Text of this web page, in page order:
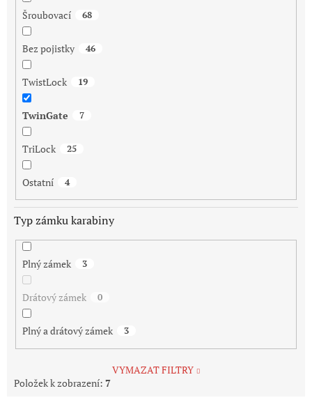
Šroubovací 68
Bez pojistky 46
TwistLock 19
TwinGate 7
TriLock 25
Ostatní 4
Typ zámku karabiny
Plný zámek 3
Drátový zámek 0
Plný a drátový zámek 3
VYMAZAT FILTRY
Položek k zobrazení: 7